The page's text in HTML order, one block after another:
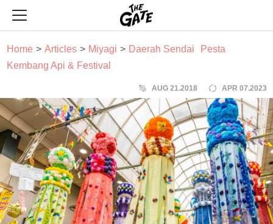
Home Articles Miyagi Daerah Sendai
Pesta
Kembang Api & Festival
AUG 21.2018 APR 07.2023